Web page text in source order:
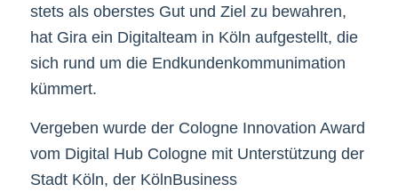
stets als oberstes Gut und Ziel zu bewahren,
hat Gira ein Digitalteam in Köln aufgestellt, die
sich rund um die Endkundenkommunimation
kümmert.
Vergeben wurde der Cologne Innovation Award
vom Digital Hub Cologne mit Unterstützung der
Stadt Köln, der KölnBusiness